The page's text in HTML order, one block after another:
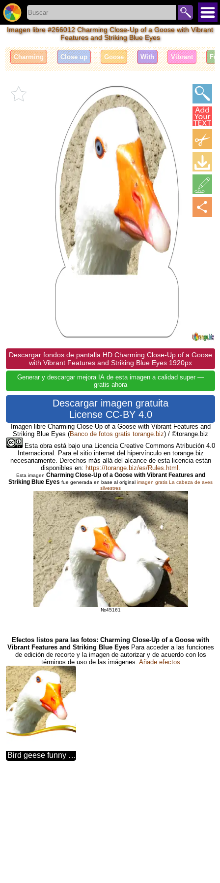
Imagen libre #266012 Charming Close-Up of a Goose with Vibrant
Features and Striking Blue Eyes
Charming Close up Goose With Vibrant
Descargar fondos de pantalla HD Charming Close-Up of a Goose
with Vibrant Features and Striking Blue Eyes 1920px
Generar y descargar mejora IA de esta imagen a calidad super —
gratis ahora
Descargar imagen gratuita
License CC-BY 4.0
Imagen libre Charming Close-Up of a Goose with Vibrant Features and
Striking Blue Eyes (Banco de fotos gratis torange.biz) / ©torange.biz
Esta obra está bajo una Licencia Creative Commons Atribución 4.0
Internacional. Para el sitio internet del hipervínculo en torange.biz
necesariamente. Derechos más allá del alcance de esta licencia están
disponibles en: https://torange.biz/es/Rules.html
Esta imagen Charming Close-Up of a Goose with Vibrant Features and
Striking Blue Eyes fue generada en base al original imagen gratis La cabeza de aves
silvestres
№45161
Efectos listos para las fotos: Charming Close-Up of a Goose with
Vibrant Features and Striking Blue Eyes Para acceder a las funciones
de edición de recorte y la imagen de autorizar y de acuerdo con los
términos de uso de las imágenes. Añade efectos
Bird geese funny card